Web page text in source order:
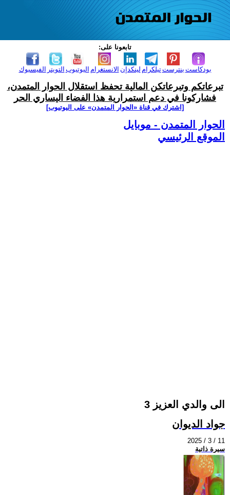
تابعونا على:
الفيسبوك التويتر اليوتيوب الانستغرام لينكدإن تيلكرامبنترست بودكاست
تبرعاتكم وتبرعاتكن المالية تحفظ استقلال الحوار المتمدن،
فشاركونا في دعم استمرارية هذا الفضاء اليساري الحر
[اشترك في قناة ‫«الحوار المتمدن» على اليوتيوب]
الحوار المتمدن - موبايل
الموقع الرئيسي
الى والدي العزيز 3
جواد الديوان
2025 / 3 / 11
سيرة ذاتية